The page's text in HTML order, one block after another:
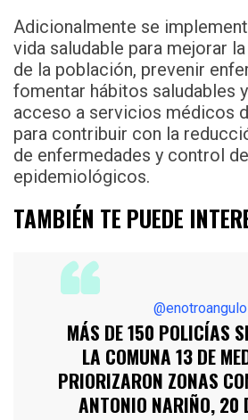
Adicionalmente se
vida saludable para mejorar
de la población, prevenir
fomentar hábitos saludables
acceso a servicios médicos
para contribuir con la
de enfermedades y control
epidemiológicos.
TAMBIÉN TE PUEDE
@enotroangulo
MÁS DE 150 POLICÍAS
LA COMUNA 13 DE
PRIORIZARON ZONAS
ANTONIO NARIÑO, 20